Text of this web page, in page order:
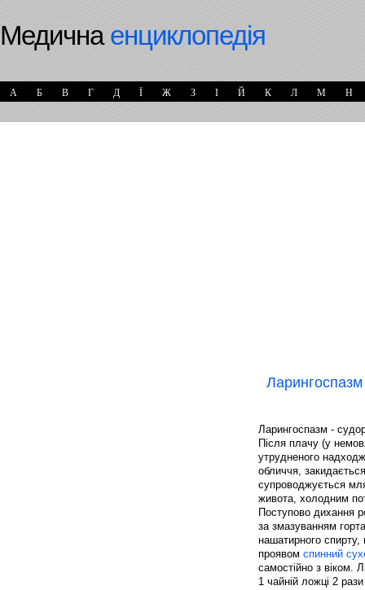
Медичнаенциклопедія
А Б В Г Д Ї Ж З І Й К Л М Н
Ларингоспазм
Ларингоспазм -
Після плачу (у
утрудненого
обличчя,
супроводжується
живота, холодним
Поступово дихання
за змазуванням
нашатирного спирту,
проявом спинний
самостійно з віком.
1 чайній ложці 2